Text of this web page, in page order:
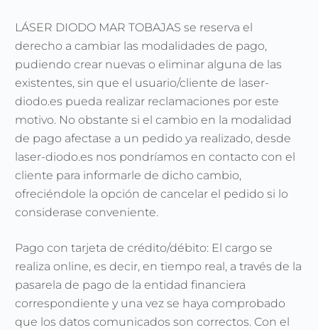
LÁSER DIODO MAR TOBAJAS se reserva el
derecho a cambiar las modalidades de pago,
pudiendo crear nuevas o eliminar alguna de las
existentes, sin que el usuario/cliente de laser-
diodo.es pueda realizar reclamaciones por este
motivo. No obstante si el cambio en la modalidad
de pago afectase a un pedido ya realizado, desde
laser-diodo.es nos pondríamos en contacto con el
cliente para informarle de dicho cambio,
ofreciéndole la opción de cancelar el pedido si lo
considerase conveniente.
Pago con tarjeta de crédito/débito: El cargo se
realiza online, es decir, en tiempo real, a través de la
pasarela de pago de la entidad financiera
correspondiente y una vez se haya comprobado
que los datos comunicados son correctos. Con el